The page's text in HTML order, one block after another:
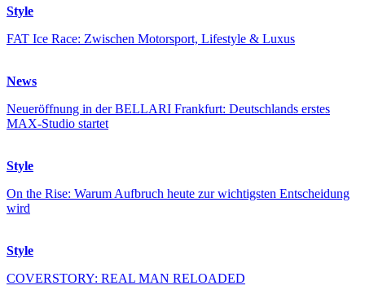
Style
FAT Ice Race: Zwischen Motorsport, Lifestyle & Luxus
News
Neueröffnung in der BELLARI Frankfurt: Deutschlands erstes
MAX-Studio startet
Style
On the Rise: Warum Aufbruch heute zur wichtigsten Entscheidung
wird
Style
COVERSTORY: REAL MAN RELOADED